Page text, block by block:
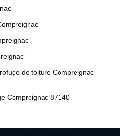
de toiture Compreignac
Compreignac 87140